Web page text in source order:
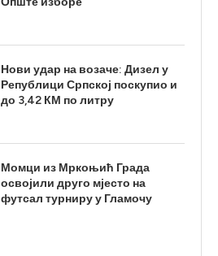
Нови удар на возаче: Дизел у
Републици Српској поскупио и
до 3,42 КМ по литру
Момци из Мркоњић Града
освојили друго мјесто на
футсал турниру у Гламочу